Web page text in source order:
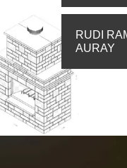
RUDI
AURAY